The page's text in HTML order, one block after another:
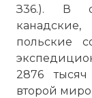
З36.). В
польские
2876
второй